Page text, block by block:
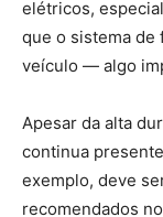
elétricos,
que o sistema de
veículo — algo
Apesar da alta
continua
exemplo, deve
recomendados